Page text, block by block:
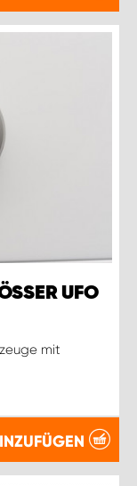
UFO
mit